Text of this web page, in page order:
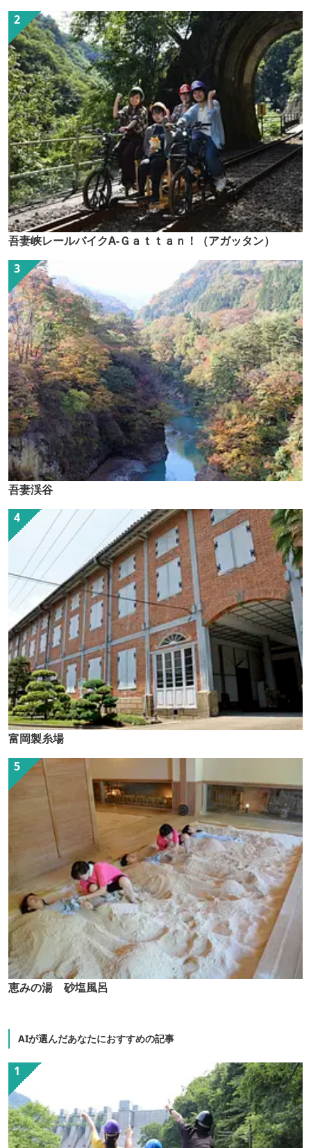
吾妻峡レールバイクA-Ｇａｔｔａｎ！（アガッタン）
吾妻渓谷
富岡製糸場
恵みの湯 砂塩風呂
AIが選んだあなたにおすすめの記事